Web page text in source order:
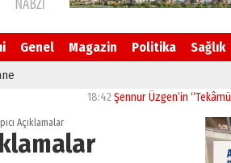
Genel Magazin Politika Sağlık
Şennur Üzgen’in “Tekâmül” Eseri
Açıklamalar